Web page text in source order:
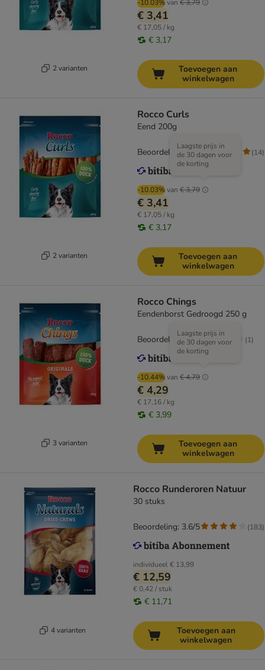
2 varianten
-10.03%van € 3,79
€ 3,41
€ 17,05 / kg
€ 3,17
Toevoegen aan
winkelwagen
2 varianten
Rocco Curls
Eend 200g
-10.03%van € 3,79
Laagste prijs in
de 30 dagen voor
de korting
€ 3,41
€ 17,05 / kg
€ 3,17
Beoordeling: 4.9/5 (14)
Toevoegen aan
winkelwagen
3 varianten
Rocco Chings
Eendenborst Gedroogd 250 g
-10.44%van € 4,79
Laagste prijs in
de 30 dagen voor
de korting
€ 4,29
€ 17,16 / kg
€ 3,99
Beoordeling: 3/5 (1)
Toevoegen aan
winkelwagen
4 varianten
Rocco Runderoren Natuur
30 stuks
individueel€ 13,99
€ 12,59
€ 0,42 / stuk
€ 11,71
Beoordeling: 3.6/5 (183)
Toevoegen aan
winkelwagen